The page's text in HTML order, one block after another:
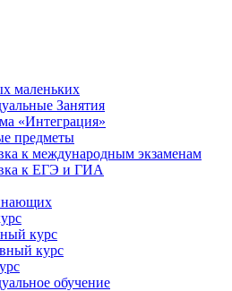
маленьких
Занятия
«Интеграция»
предметы
к международным экзаменам
к ЕГЭ и ГИА
курс
курс
обучение